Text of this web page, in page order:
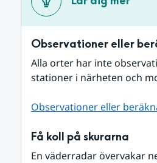
Observationer eller
Alla orter har inte
stationer i närheten och
Observationer eller
Få koll på skurarna
En väderradar övervakar